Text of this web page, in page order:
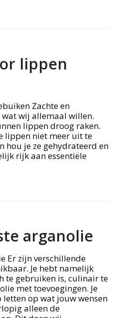
lippen
Zachte en
wij allemaal willen.
lippen droog raken.
lippen niet meer uit te
hou je ze gehydrateerd en
rijk aan essentiële
arganolie
Er zijn verschillende
Je hebt namelijk
te gebruiken is, culinair te
met toevoegingen. Je
op wat jouw wensen
alleen de